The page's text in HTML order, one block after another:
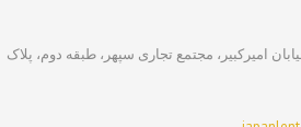
امیرکبیر، مجتمع تجاری سپهر، طبقه دوم، پلاک